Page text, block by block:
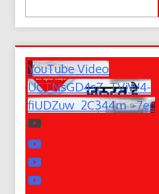
YouTube Video
UCTNsGD4sZ_TVjW4-
fiUDZuw_2C344m_-7ec